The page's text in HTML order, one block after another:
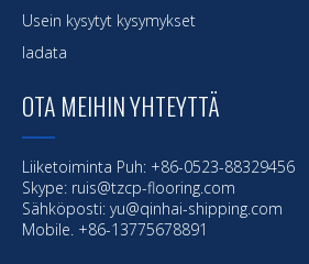
Usein kysytyt kysymykset
ladata
OTA MEIHIN YHTEYTTÄ
Liiketoiminta Puh: +86-0523-88329456
Skype: ruis@tzcp-flooring.com
Sähköposti: yu@qinhai-shipping.com
Mobile. +86-13775678891